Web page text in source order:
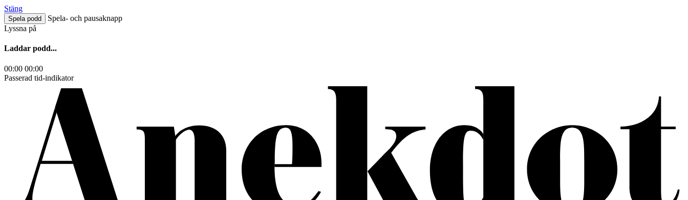
Hoppa
till
innehåll
Stäng
Spela podd
Spela- och pausaknapp
Lyssna på
Laddar podd...
00:00 00:00
Passerad tid-indikator